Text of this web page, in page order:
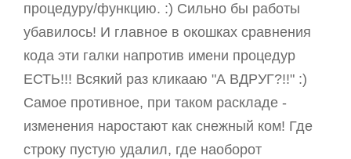
процедуру/функцию. :) Сильно бы работы
убавилось! И главное в окошках сравнения
кода эти галки напротив имени процедур
ЕСТЬ!!! Всякий раз кликааю "А ВДРУГ?!!" :)
Самое противное, при таком раскладе -
изменения наростают как снежный ком! Где
строку пустую удалил, где наоборот